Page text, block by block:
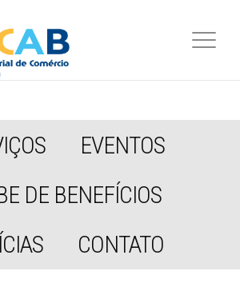
EVENTOS
DE BENEFÍCIOS
CONTATO